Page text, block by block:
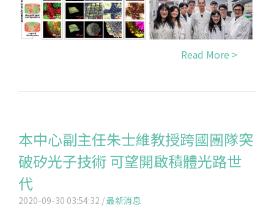
Read More >
本中心副主任朱士維教授跨國團隊突
破矽光子技術 可望開啟積體光路世
代
2020-09-30 03:54:32 /最新消息